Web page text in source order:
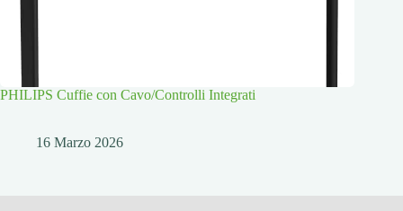
PHILIPS Cuffie con Cavo/Controlli Integrati
16 Marzo 2026